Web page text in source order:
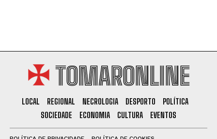
TOMARONLINE
LOCAL REGIONAL NECROLOGIA DESPORTO
POLÍTICA
SOCIEDADE
ECONOMIA CULTURA EVENTOS